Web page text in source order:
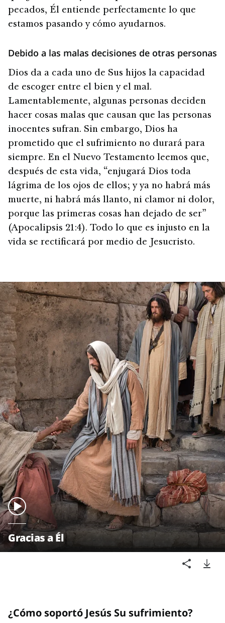
pecados, Él entiende perfectamente lo que
estamos pasando y cómo ayudarnos.
Debido a las malas decisiones de otras personas
Dios da a cada uno de Sus hijos la capacidad
de escoger entre el bien y el mal.
Lamentablemente, algunas personas deciden
hacer cosas malas que causan que las personas
inocentes sufran. Sin embargo, Dios ha
prometido que el sufrimiento no durará para
siempre. En el Nuevo Testamento leemos que,
después de esta vida, “enjugará Dios toda
lágrima de los ojos de ellos; y ya no habrá más
muerte, ni habrá más llanto, ni clamor ni dolor,
porque las primeras cosas han dejado de ser”
(Apocalipsis 21:4). Todo lo que es injusto en la
vida se rectificará por medio de Jesucristo.
Gracias a Él
¿Cómo soportó Jesús Su sufrimiento?